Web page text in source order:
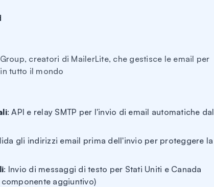
creatori di MailerLite, che gestisce le email per
tutto il mondo
: API e relay SMTP per l'invio di email automatiche dal
gli indirizzi email prima dell'invio per proteggere la
: Invio di messaggi di testo per Stati Uniti e Canada
aggiuntivo)